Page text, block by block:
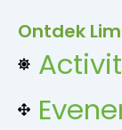
Ontdek